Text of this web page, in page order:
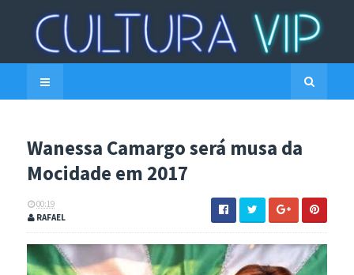
Wanessa Camargo será musa da
Mocidade em 2017
00:19
RAFAEL